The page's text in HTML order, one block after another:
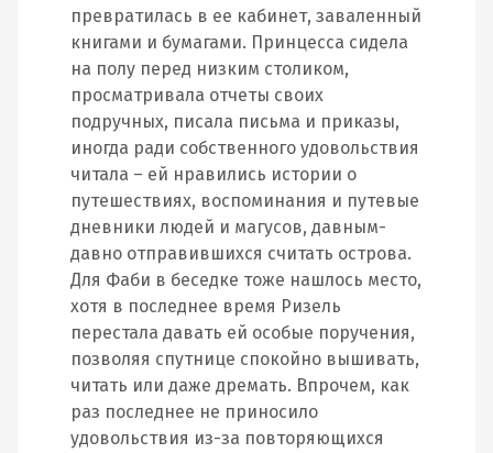
превратилась в ее кабинет, заваленный
книгами и бумагами. Принцесса сидела
на полу перед низким столиком,
просматривала отчеты своих
подручных, писала письма и приказы,
иногда ради собственного удовольствия
читала – ей нравились истории о
путешествиях, воспоминания и путевые
дневники людей и магусов, давным-
давно отправившихся считать острова.
Для Фаби в беседке тоже нашлось место,
хотя в последнее время Ризель
перестала давать ей особые поручения,
позволяя спутнице спокойно вышивать,
читать или даже дремать. Впрочем, как
раз последнее не приносило
удовольствия из-за повторяющихся